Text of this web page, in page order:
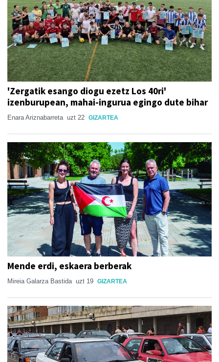
'Zergatik esango diogu ezetz Los 40ri'
izenburupean, mahai-ingurua egingo dute bihar
Enara Ariznabarreta uzt 22 GIZARTEA
Mende erdi, eskaera berberak
Mireia Galarza Bastida uzt 19 GIZARTEA